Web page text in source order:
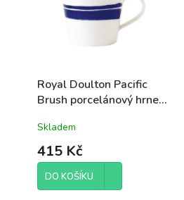
Royal Doulton Pacific
Brush porcelánový hrnek
mořský
Skladem
415 Kč
DO KOŠÍKU